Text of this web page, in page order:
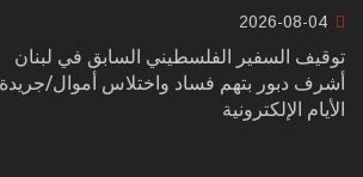
توقيف السفير الفلسطيني السابق في لبنان
أشرف دبور بتهم فساد واختلاس أموال/جريدة
الأيام الإلكترونية